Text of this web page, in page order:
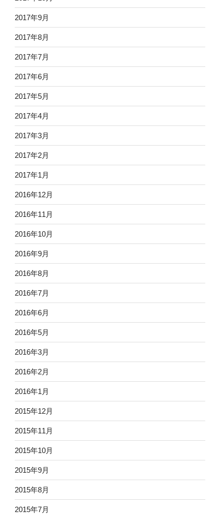
2017年9月
2017年8月
2017年7月
2017年6月
2017年5月
2017年4月
2017年3月
2017年2月
2017年1月
2016年12月
2016年11月
2016年10月
2016年9月
2016年8月
2016年7月
2016年6月
2016年5月
2016年3月
2016年2月
2016年1月
2015年12月
2015年11月
2015年10月
2015年9月
2015年8月
2015年7月